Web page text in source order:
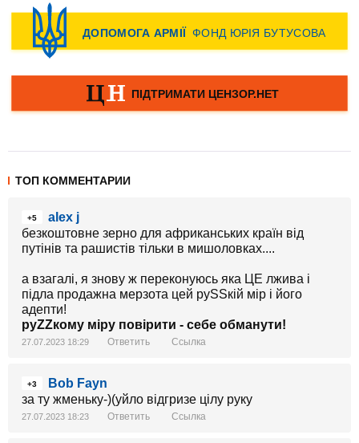
ТОП КОММЕНТАРИИ
+5
alex j
безкоштовне зерно для африканських країн від
путінів та рашистів тільки в мишоловках....
а взагалі, я знову ж переконуюсь яка ЦЕ лжива і
підла продажна мерзота цей руSSкій мір і його
адепти!
руZZкому міру повірити - себе обманути!
27.07.2023 18:29 Ответить Ссылка
+3
Bob Fayn
за ту жменьку-)(уйло відгризе цілу руку
27.07.2023 18:23 Ответить Ссылка